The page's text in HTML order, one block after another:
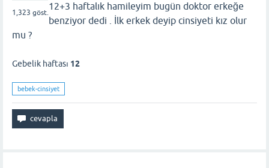
1,323 göst.
12+3 haftalık hamileyim bugün doktor erkeğe
benziyor dedi . İlk erkek deyip cinsiyeti kız olur
mu ?
Gebelik haftası 12
bebek-cinsiyet